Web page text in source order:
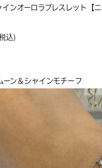
ンオーロラブレスレット【ニ
込)
ーン＆シャインモチーフ